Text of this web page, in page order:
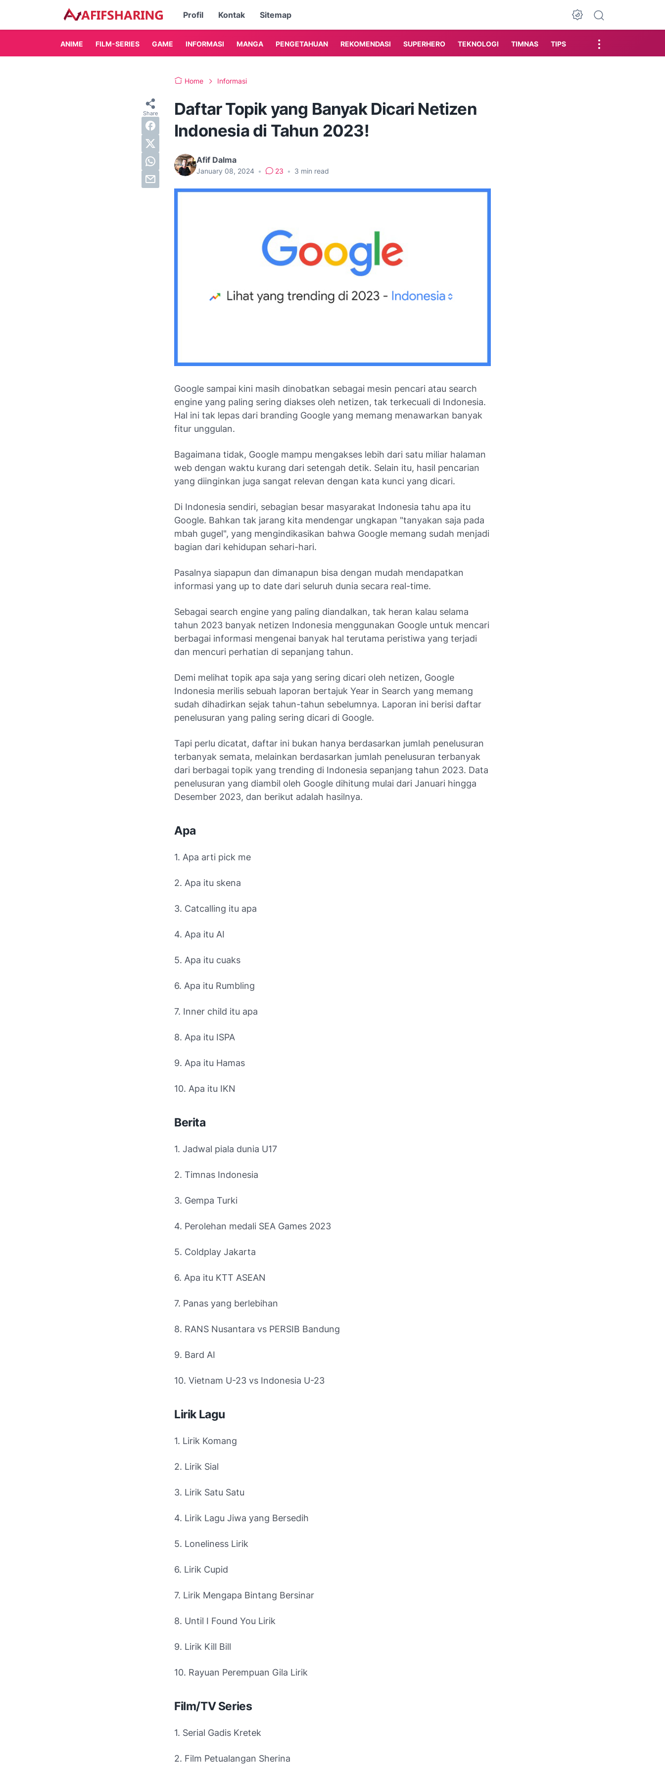
Profil Kontak Sitemap
Dark Mode
ANIME FILM-SERIES GAME INFORMASI MANGA PENGETAHUAN REKOMENDASI SUPERHERO TEKNOLOGI TIMNAS TIPS
Home Informasi
Daftar Topik yang Banyak Dicari Netizen
Indonesia di Tahun 2023!
Afif Dalma
January 08, 2024 • 23 • 3 min read
Google sampai kini masih dinobatkan sebagai mesin pencari atau search
engine yang paling sering diakses oleh netizen, tak terkecuali di Indonesia.
Hal ini tak lepas dari branding Google yang memang menawarkan banyak
fitur unggulan.
Bagaimana tidak, Google mampu mengakses lebih dari satu miliar halaman
web dengan waktu kurang dari setengah detik. Selain itu, hasil pencarian
yang diinginkan juga sangat relevan dengan kata kunci yang dicari.
Di Indonesia sendiri, sebagian besar masyarakat Indonesia tahu apa itu
Google. Bahkan tak jarang kita mendengar ungkapan "tanyakan saja pada
mbah gugel", yang mengindikasikan bahwa Google memang sudah menjadi
bagian dari kehidupan sehari-hari.
Pasalnya siapapun dan dimanapun bisa dengan mudah mendapatkan
informasi yang up to date dari seluruh dunia secara real-time.
Sebagai search engine yang paling diandalkan, tak heran kalau selama
tahun 2023 banyak netizen Indonesia menggunakan Google untuk mencari
berbagai informasi mengenai banyak hal terutama peristiwa yang terjadi
dan mencuri perhatian di sepanjang tahun.
Demi melihat topik apa saja yang sering dicari oleh netizen, Google
Indonesia merilis sebuah laporan bertajuk Year in Search yang memang
sudah dihadirkan sejak tahun-tahun sebelumnya. Laporan ini berisi daftar
penelusuran yang paling sering dicari di Google.
Tapi perlu dicatat, daftar ini bukan hanya berdasarkan jumlah penelusuran
terbanyak semata, melainkan berdasarkan jumlah penelusuran terbanyak
dari berbagai topik yang trending di Indonesia sepanjang tahun 2023. Data
penelusuran yang diambil oleh Google dihitung mulai dari Januari hingga
Desember 2023, dan berikut adalah hasilnya.
Apa
1. Apa arti pick me
2. Apa itu skena
3. Catcalling itu apa
4. Apa itu AI
5. Apa itu cuaks
6. Apa itu Rumbling
7. Inner child itu apa
8. Apa itu ISPA
9. Apa itu Hamas
10. Apa itu IKN
Berita
1. Jadwal piala dunia U17
2. Timnas Indonesia
3. Gempa Turki
4. Perolehan medali SEA Games 2023
5. Coldplay Jakarta
6. Apa itu KTT ASEAN
7. Panas yang berlebihan
8. RANS Nusantara vs PERSIB Bandung
9. Bard AI
10. Vietnam U-23 vs Indonesia U-23
Lirik Lagu
1. Lirik Komang
2. Lirik Sial
3. Lirik Satu Satu
4. Lirik Lagu Jiwa yang Bersedih
5. Loneliness Lirik
6. Lirik Cupid
7. Lirik Mengapa Bintang Bersinar
8. Until I Found You Lirik
9. Lirik Kill Bill
10. Rayuan Perempuan Gila Lirik
Film/TV Series
1. Serial Gadis Kretek
2. Film Petualangan Sherina